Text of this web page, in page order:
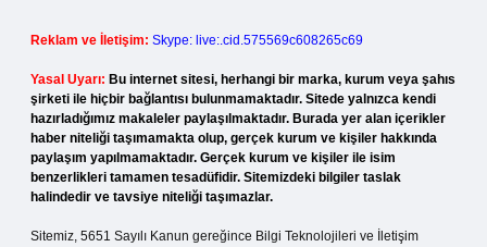
Reklam ve İletişim: Skype: live:.cid.575569c608265c69
Yasal Uyarı: Bu internet sitesi, herhangi bir marka, kurum veya şahıs
şirketi ile hiçbir bağlantısı bulunmamaktadır. Sitede yalnızca kendi
hazırladığımız makaleler paylaşılmaktadır. Burada yer alan içerikler
haber niteliği taşımamakta olup, gerçek kurum ve kişiler hakkında
paylaşım yapılmamaktadır. Gerçek kurum ve kişiler ile isim
benzerlikleri tamamen tesadüfidir. Sitemizdeki bilgiler taslak
halindedir ve tavsiye niteliği taşımazlar.
Sitemiz, 5651 Sayılı Kanun gereğince Bilgi Teknolojileri ve İletişim